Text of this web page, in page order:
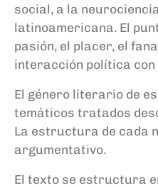
social, a la
latinoamericana. El
pasión, el placer, el
interacción política con
El género literario de
temáticos tratados
La estructura de cada
argumentativo.
El texto se estructura